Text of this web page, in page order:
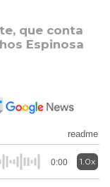
que conta
Espinosa
readme
0:00 1.0x